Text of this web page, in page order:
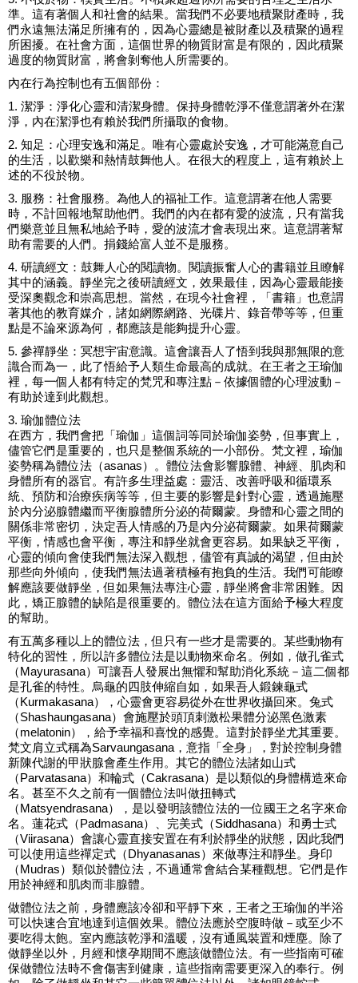
準。這有著個人和社會的結果。當我們不必要地積聚財產時，我
們永遠無法滿足所擁有的，因為心靈總是被財產以及積聚的過程
所困擾。在社會方面，這個世界的物質財富是有限的，因此積聚
過度的物質財富，將會剝奪他人所需要的。
內在行為控制也有五個部份：
1. 潔淨：淨化心靈和清潔身體。保持身體乾淨不僅意謂著外在潔
淨，內在潔淨也有賴於我們所攝取的食物。
2. 知足：心理安逸和滿足。唯有心靈處於安逸，才可能滿意自己
的生活，以歡樂和熱情鼓舞他人。在很大的程度上，這有賴於上
述的不役於物。
3. 服務：社會服務。為他人的福祉工作。這意謂著在他人需要
時，不計回報地幫助他們。我們的內在都有愛的波流，只有當我
們樂意並且無私地給予時，愛的波流才會表現出來。這意謂著幫
助有需要的人們。捐錢給富人並不是服務。
4. 研讀經文：鼓舞人心的閱讀物。閱讀振奮人心的書籍並且瞭解
其中的涵義。靜坐完之後研讀經文，效果最佳，因為心靈最能接
受深奧觀念和崇高思想。當然，在現今社會裡，「書籍」也意謂
著其他的教育媒介，諸如網際網路、光碟片、錄音帶等等，但重
點是不論來源為何，都應該是能夠提升心靈。
5. 參禪靜坐：冥想宇宙意識。這會讓吾人了悟到我與那無限的意
識合而為一，此了悟給予人類生命最高的成就。在王者之王瑜伽
裡，每一個人都有特定的梵咒和專注點－依據個體的心理波動－
有助於達到此觀想。
3. 瑜伽體位法
在西方，我們會把「瑜伽」這個詞等同於瑜伽姿勢，但事實上，
儘管它們是重要的，也只是整個系統的一小部份。梵文裡，瑜伽
姿勢稱為體位法（asanas）。體位法會影響腺體、神經、肌肉和
身體所有的器官。有許多生理益處：靈活、改善呼吸和循環系
統、預防和治療疾病等等，但主要的影響是針對心靈，透過施壓
於內分泌腺體繼而平衡腺體所分泌的荷爾蒙。身體和心靈之間的
關係非常密切，決定吾人情感的乃是內分泌荷爾蒙。如果荷爾蒙
平衡，情感也會平衡，專注和靜坐就會更容易。如果缺乏平衡，
心靈的傾向會使我們無法深入觀想，儘管有真誠的渴望，但由於
那些向外傾向，使我們無法過著積極有抱負的生活。我們可能瞭
解應該要做靜坐，但如果無法專注心靈，靜坐將會非常困難。因
此，矯正腺體的缺陷是很重要的。體位法在這方面給予極大程度
的幫助。
有五萬多種以上的體位法，但只有一些才是需要的。某些動物有
特化的習性，所以許多體位法是以動物來命名。例如，做孔雀式
（Mayurasana）可讓吾人發展出無懼和幫助消化系統－這二個都
是孔雀的特性。烏龜的四肢伸縮自如，如果吾人鍛鍊龜式
（Kurmakasana），心靈會更容易從外在世界收攝回來。兔式
（Shashaungasana）會施壓於頭頂刺激松果體分泌黑色激素
（melatonin），給予幸福和喜悅的感覺。這對於靜坐尤其重要。
梵文肩立式稱為Sarvaungasana，意指「全身」，對於控制身體
新陳代謝的甲狀腺會產生作用。其它的體位法諸如山式
（Parvatasana）和輪式（Cakrasana）是以類似的身體構造來命
名。甚至不久之前有一個體位法叫做扭轉式
（Matsyendrasana），是以發明該體位法的一位國王之名字來命
名。蓮花式（Padmasana）、完美式（Siddhasana）和勇士式
（Viirasana）會讓心靈直接安置在有利於靜坐的狀態，因此我們
可以使用這些禪定式（Dhyanasanas）來做專注和靜坐。身印
（Mudras）類似於體位法，不過通常會結合某種觀想。它們是作
用於神經和肌肉而非腺體。
做體位法之前，身體應該冷卻和平靜下來，王者之王瑜伽的半浴
可以快速合宜地達到這個效果。體位法應於空腹時做－或至少不
要吃得太飽。室內應該乾淨和溫暖，沒有通風裝置和煙塵。除了
做靜坐以外，月經和懷孕期間不應該做體位法。有一些指南可確
保做體位法時不會傷害到健康，這些指南需要更深入的奉行。例